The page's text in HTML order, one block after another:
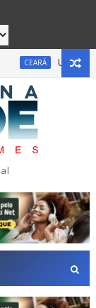
UM homem
em tragédia